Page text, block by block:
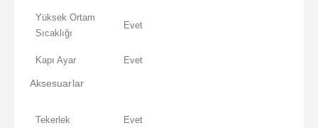
Yüksek Ortam
Sıcaklığı
Evet
Kapı Ayar Evet
Aksesuarlar
Tekerlek Evet